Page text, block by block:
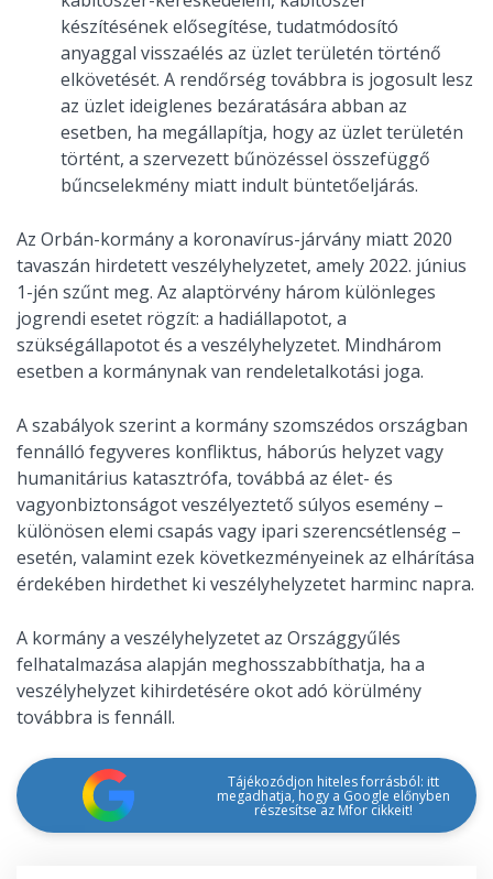
készítésének elősegítése, tudatmódosító
anyaggal visszaélés az üzlet területén történő
elkövetését. A rendőrség továbbra is jogosult lesz
az üzlet ideiglenes bezáratására abban az
esetben, ha megállapítja, hogy az üzlet területén
történt, a szervezett bűnözéssel összefüggő
bűncselekmény miatt indult büntetőeljárás.
Az Orbán-kormány a koronavírus-járvány miatt 2020
tavaszán hirdetett veszélyhelyzetet, amely 2022. június
1-jén szűnt meg. Az alaptörvény három különleges
jogrendi esetet rögzít: a hadiállapotot, a
szükségállapotot és a veszélyhelyzetet. Mindhárom
esetben a kormánynak van rendeletalkotási joga.
A szabályok szerint a kormány szomszédos országban
fennálló fegyveres konfliktus, háborús helyzet vagy
humanitárius katasztrófa, továbbá az élet- és
vagyonbiztonságot veszélyeztető súlyos esemény –
különösen elemi csapás vagy ipari szerencsétlenség –
esetén, valamint ezek következményeinek az elhárítása
érdekében hirdethet ki veszélyhelyzetet harminc napra.
A kormány a veszélyhelyzetet az Országgyűlés
felhatalmazása alapján meghosszabbíthatja, ha a
veszélyhelyzet kihirdetésére okot adó körülmény
továbbra is fennáll.
Tájékozódjon hiteles forrásból: itt
megadhatja, hogy a Google előnyben
részesítse az Mfor cikkeit!